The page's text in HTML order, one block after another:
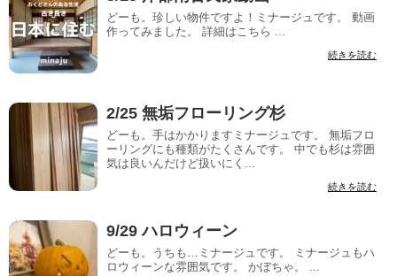
どーも。珍しい物件ですよ！ミナージュです。 動画
作ってみました。 詳細はこちら ...
続きを読む
2/25 無垢フローリング杉
どーも。手はかかりますミナージュです。 無垢フロ
ーリングにも種類がたくさんです。 中でも杉は雰囲
気は良いんだけど扱いにく...
続きを読む
9/29 ハロウィーン
どーも。うちも…ミナージュです。 ミナージュもハ
ロウィーンな雰囲気です。 かぼちゃ。 ...